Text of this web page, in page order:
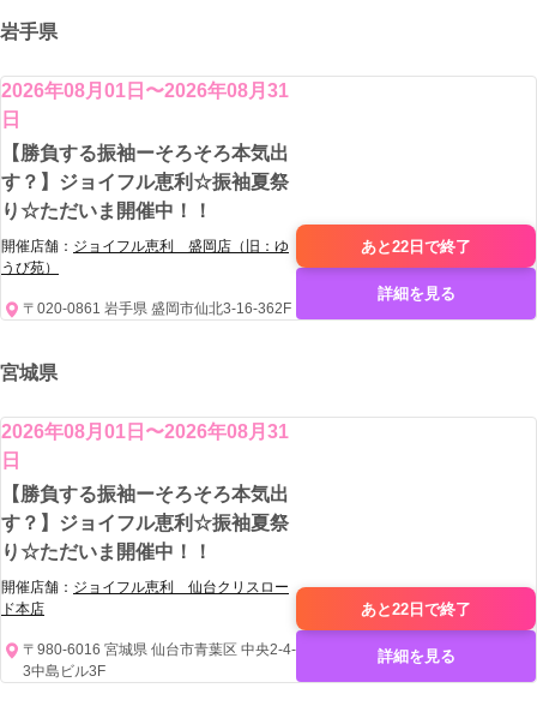
岩手県
2026年08月01日〜2026年08月31
日
【勝負する振袖ーそろそろ本気出
す？】ジョイフル恵利☆振袖夏祭
り☆ただいま開催中！！
開催店舗： ジョイフル恵利 盛岡店（旧：ゆ
うび苑）
〒020-0861 岩手県 盛岡市仙北3-16-362F
あと22日で終了
詳細を見る
宮城県
2026年08月01日〜2026年08月31
日
【勝負する振袖ーそろそろ本気出
す？】ジョイフル恵利☆振袖夏祭
り☆ただいま開催中！！
開催店舗： ジョイフル恵利 仙台クリスロー
ド本店
〒980-6016 宮城県 仙台市青葉区 中央2-4-
3中島ビル3F
あと22日で終了
詳細を見る